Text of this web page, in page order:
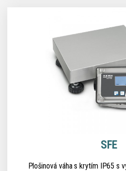
SFE
Plošinová váha s krytím IP65 s